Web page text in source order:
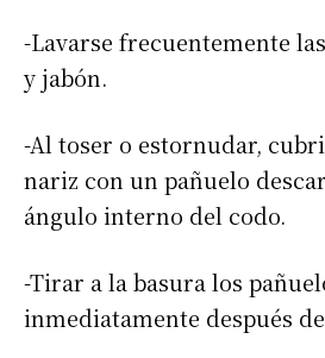
-Lavarse frecuentemente
y jabón.
-Al toser o estornudar,
nariz con un pañuelo
ángulo interno del codo.
-Tirar a la basura los
inmediatamente después